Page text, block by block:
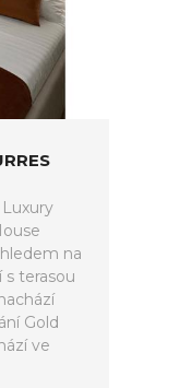
na
terasou
Gold
ve